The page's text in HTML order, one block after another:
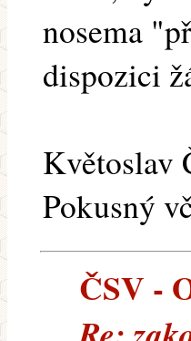
nosema
dispozici
Květoslav
Pokusný
ČSV -